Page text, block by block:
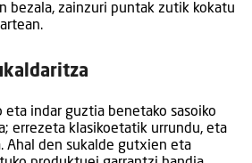
bezala, zainzuri puntak zutik kokatu
eta indar guztia benetako sasoiko
errezeta klasikoetatik urrundu, eta
Ahal den sukalde gutxien eta